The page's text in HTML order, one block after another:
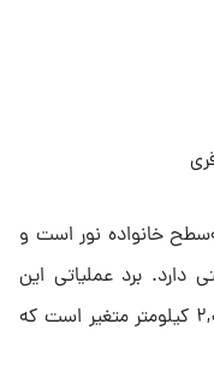
خانواده نور است و
برد عملیاتی این
موشک‌ها بسته به نوع، بین ۷۵۰ تا ۲,۰۰۰ کیلومتر متغیر است که